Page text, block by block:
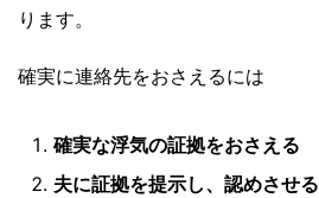
ります。
確実に連絡先をおさえるには
確実な浮気の証拠をおさえる
夫に証拠を提示し、認めさせる